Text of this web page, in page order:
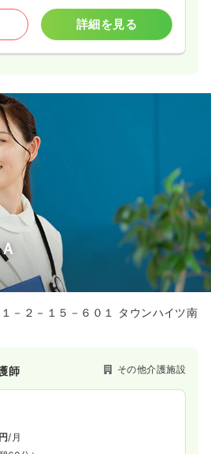
詳細を見る
－２－１５－６０１ タウンハイツ南
師 その他介護施設
/月